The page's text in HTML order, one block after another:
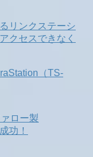
リンクステーシ
クセスできなく
（TS-
ロー製
功！